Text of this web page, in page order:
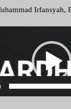
Pimpinan